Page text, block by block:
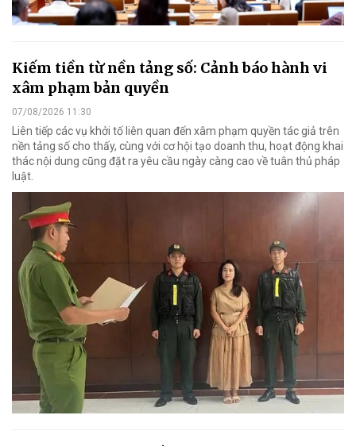
Kiếm tiền từ nền tảng số: Cảnh báo hành vi
xâm phạm bản quyền
07/08/2026 11:30
Liên tiếp các vụ khởi tố liên quan đến xâm phạm quyền tác giả trên
nền tảng số cho thấy, cùng với cơ hội tạo doanh thu, hoạt động khai
thác nội dung cũng đặt ra yêu cầu ngày càng cao về tuân thủ pháp
luật.